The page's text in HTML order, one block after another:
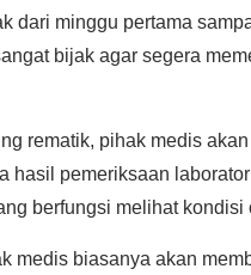
dari minggu pertama
bijak agar segera
rematik, pihak medis
hasil pemeriksaan
berfungsi melihat kondisi
medis biasanya akan